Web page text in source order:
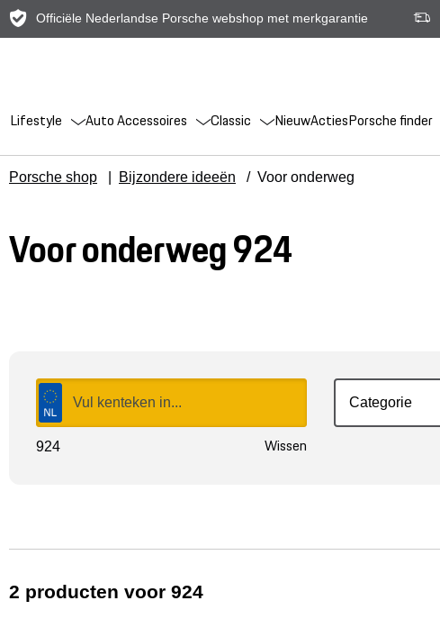
Officiële Nederlandse Porsche webshop met merkgarantie
Lifestyle Auto Accessoires Classic NieuwActiesPorsche finder
Porsche shop Bijzondere ideeën / Voor onderweg
Voor onderweg 924
924 Wissen
Categorie
2 producten voor 924